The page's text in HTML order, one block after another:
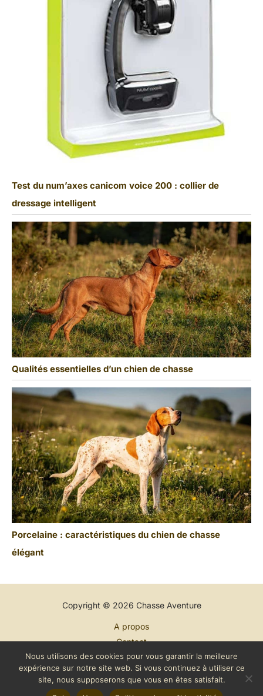
Test du num’axes canicom voice 200 : collier de
dressage intelligent
Qualités essentielles d’un chien de chasse
Porcelaine : caractéristiques du chien de chasse
élégant
Copyright © 2026 Chasse Aventure
A propos
Contact
Plan du site
Mentions légales
Politique de confidentialité
Nous utilisons des cookies pour vous garantir la meilleure
expérience sur notre site web. Si vous continuez à utiliser ce
site, nous supposerons que vous en êtes satisfait.